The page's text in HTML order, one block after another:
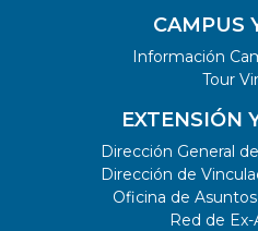
CAMPUS
Información
Tour
EXTENSIÓN
Dirección General
Dirección de
Oficina de
Red de